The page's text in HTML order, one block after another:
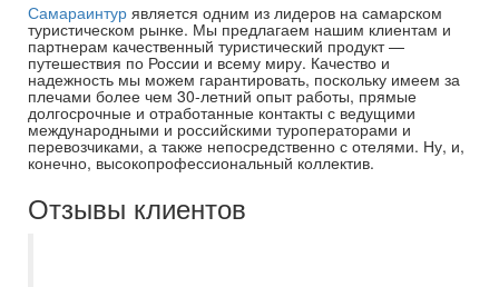
Самараинтур является одним из лидеров на самарском
туристическом рынке. Мы предлагаем нашим клиентам и
партнерам качественный туристический продукт —
путешествия по России и всему миру. Качество и
надежность мы можем гарантировать, поскольку имеем за
плечами более чем 30-летний опыт работы, прямые
долгосрочные и отработанные контакты с ведущими
международными и российскими туроператорами и
перевозчиками, а также непосредственно с отелями. Ну, и,
конечно, высокопрофессиональный коллектив.
Отзывы клиентов